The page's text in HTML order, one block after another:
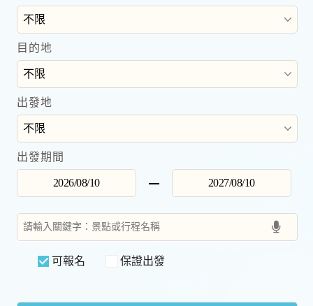
目的地
出發地
出發期間
可報名 保證出發